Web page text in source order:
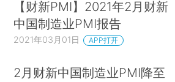
【财新PMI】2021年2月财新
中国制造业PMI报告
2021年03月01日 APP打开
2月财新中国制造业PMI降至